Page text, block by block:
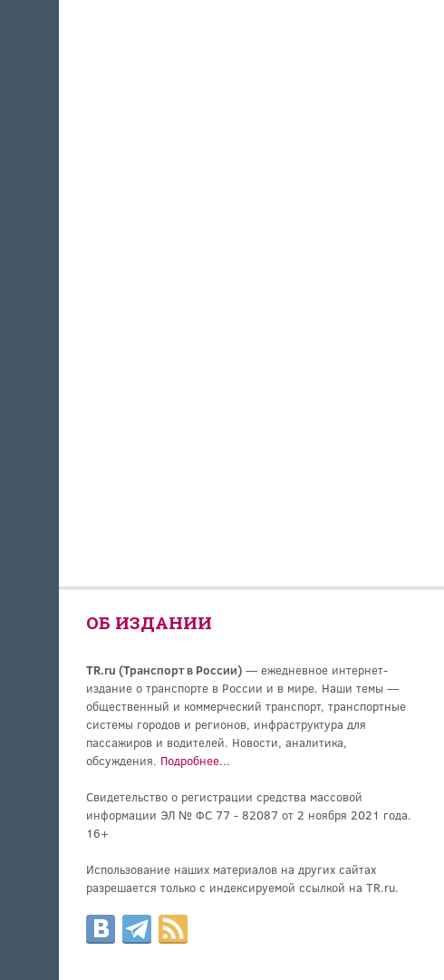
ОБ ИЗДАНИИ
TR.ru (Транспорт в России)— ежедневное интернет-
издание о транспорте в России и в мире. Наши темы —
общественный и коммерческий транспорт, транспортные
системы городов и регионов, инфраструктура для
пассажиров и водителей. Новости, аналитика,
обсуждения. Подробнее...
Свидетельство о регистрации средства массовой
информации ЭЛ № ФС 77 - 82087 от 2 ноября 2021 года.
16+
Использование наших материалов на других сайтах
разрешается только с индексируемой ссылкой на TR.ru.